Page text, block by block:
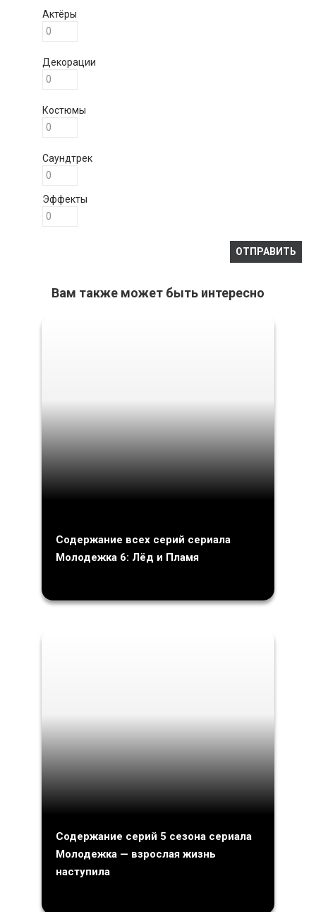
Актёры
Декорации
Костюмы
Саундтрек
Эффекты
Вам также может быть интересно
Содержание всех серий сериала
Молодежка 6: Лёд и Пламя
Содержание серий 5 сезона сериала
Молодежка — взрослая жизнь
наступила